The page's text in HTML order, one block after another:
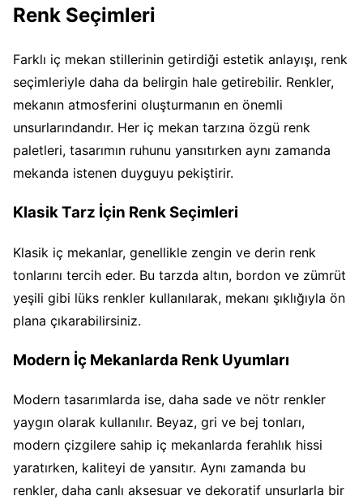
Renk Seçimleri
Farklı iç mekan stillerinin getirdiği estetik anlayışı, renk
seçimleriyle daha da belirgin hale getirebilir. Renkler,
mekanın atmosferini oluşturmanın en önemli
unsurlarındandır. Her iç mekan tarzına özgü renk
paletleri, tasarımın ruhunu yansıtırken aynı zamanda
mekanda istenen duyguyu pekiştirir.
Klasik Tarz İçin Renk Seçimleri
Klasik iç mekanlar, genellikle zengin ve derin renk
tonlarını tercih eder. Bu tarzda altın, bordon ve zümrüt
yeşili gibi lüks renkler kullanılarak, mekanı şıklığıyla ön
plana çıkarabilirsiniz.
Modern İç Mekanlarda Renk Uyumları
Modern tasarımlarda ise, daha sade ve nötr renkler
yaygın olarak kullanılır. Beyaz, gri ve bej tonları,
modern çizgilere sahip iç mekanlarda ferahlık hissi
yaratırken, kaliteyi de yansıtır. Aynı zamanda bu
renkler, daha canlı aksesuar ve dekoratif unsurlarla bir